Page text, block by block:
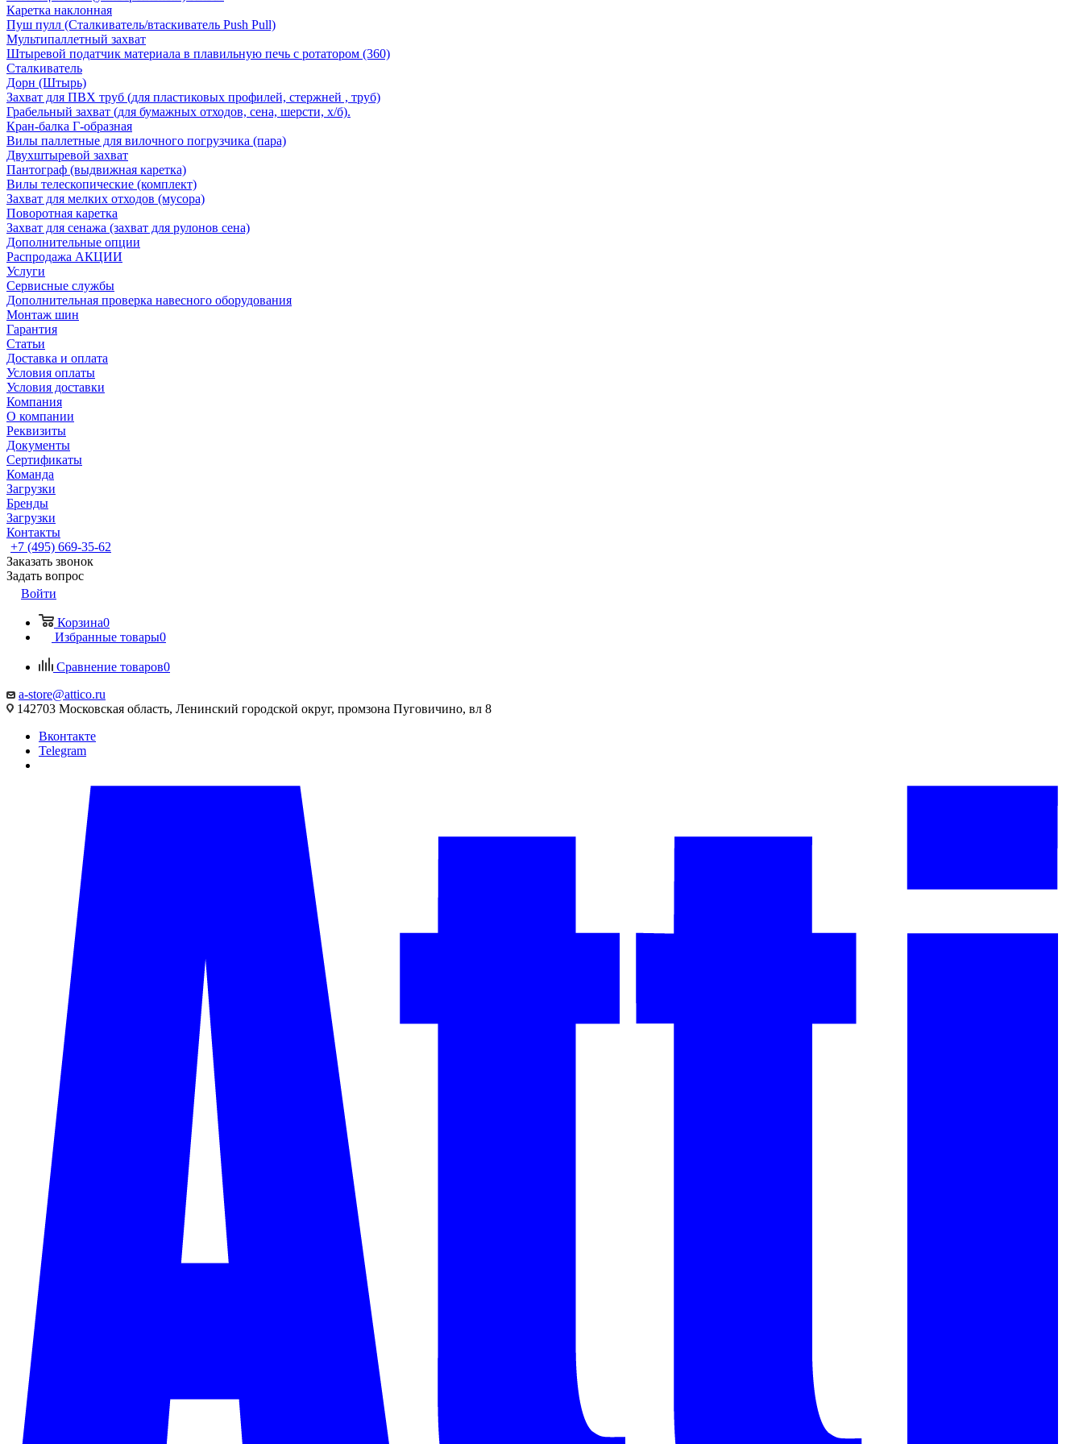
Каретка наклонная
Пуш пулл (Сталкиватель/втаскиватель Push Pull)
Мультипаллетный захват
Штыревой податчик материала в плавильную печь с ротатором (360)
Сталкиватель
Дорн (Штырь)
Захват для ПВХ труб (для пластиковых профилей, стержней , труб)
Грабельный захват (для бумажных отходов, сена, шерсти, х/б).
Кран-балка Г-образная
Вилы паллетные для вилочного погрузчика (пара)
Двухштыревой захват
Пантограф (выдвижная каретка)
Вилы телескопические (комплект)
Захват для мелких отходов (мусора)
Поворотная каретка
Захват для сенажа (захват для рулонов сена)
Дополнительные опции
Распродажа АКЦИИ
Услуги
Сервисные службы
Дополнительная проверка навесного оборудования
Монтаж шин
Гарантия
Статьи
Доставка и оплата
Условия оплаты
Условия доставки
Компания
О компании
Реквизиты
Документы
Сертификаты
Команда
Загрузки
Бренды
Загрузки
Контакты
+7 (495) 669-35-62
Заказать звонок
Задать вопрос
Войти
Корзина0
Избранные товары0
Сравнение товаров0
a-store@attico.ru
142703 Московская область, Ленинский городской округ, промзона Пуговичино, вл 8
Вконтакте
Telegram